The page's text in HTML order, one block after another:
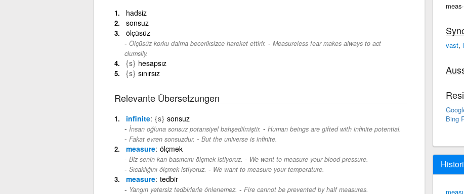
hadsiz
sonsuz
ölçüsüz
Ölçüsüz korku daima beceriksizce hareket ettirir. - Measureless fear makes always to act
clumsily.
{s} hesapsız
{s} sınırsız
Relevante Übersetzungen
infinite {s} sonsuz
İnsan oğluna sonsuz potansiyel bahşedilmiştir. - Human beings are gifted with infinite potential.
Fakat evren sonsuzdur. - But the universe is infinite.
measure ölçmek
Biz senin kan basıncını ölçmek istiyoruz. - We want to measure your blood pressure.
Sıcaklığını ölçmek istiyoruz. - We want to measure your temperature.
measure tedbir
Yangın yetersiz tedbirlerle önlenemez. - Fire cannot be prevented by half measures.
vast,
Bing